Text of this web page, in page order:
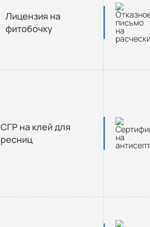
Лицензия на
фитобочку
СГР на клей для
ресниц